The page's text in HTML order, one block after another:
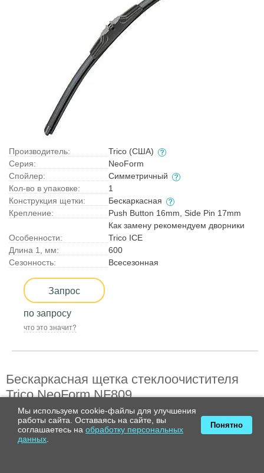
Производитель:
Trico (США)
Серия:
NeoForm
Спойлер:
Симметричный
Кол-во в упаковке:
1
Конструкция щетки:
Бескаркасная
Крепление:
Push Button 16mm, Side Pin 17mm
Особенности:
Как замену рекомендуем дворники
Trico ICE
Длина 1, мм:
600
Сезонность:
Всесезонная
Запрос
по запросу
что это значит?
Бескаркасная щетка стеклоочистителя
Trico NeoForm NF809
Мы используем cookie-файлы для улучшения
работы сайта. Оставаясь на сайте, вы
соглашаетесь на обработку персональных
данных
Понятно